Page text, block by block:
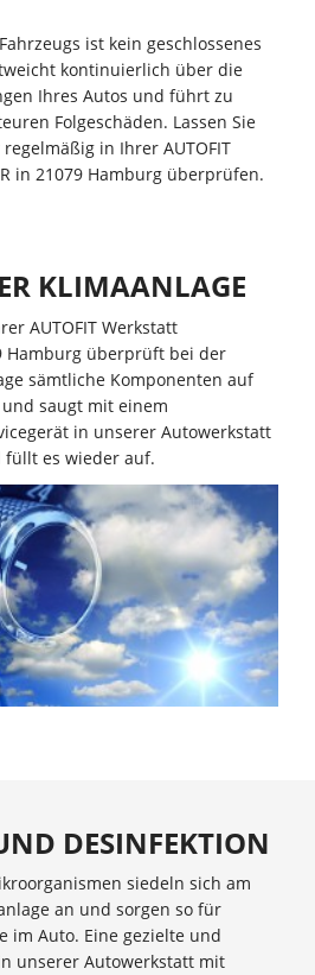
ist kein geschlossenes
kontinuierlich über die
Ihres Autos und führt zu
Folgeschäden. Lassen Sie
in Ihrer AUTOFIT
in 21079 Hamburg überprüfen.
KLIMAANLAGE
AUTOFIT Werkstatt
Hamburg überprüft bei der
sämtliche Komponenten auf
saugt mit einem
in unserer Autowerkstatt
es wieder auf.
DESINFEKTION
siedeln sich am
an und sorgen so für
im Auto. Eine gezielte und
unserer Autowerkstatt mit